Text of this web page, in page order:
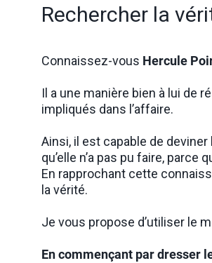
Rechercher la
Connaissez-vous Hercule
Il a une manière bien à lui de
impliqués dans l’affaire.
Ainsi, il est capable de
qu’elle n’a pas pu faire,
En rapprochant cette
la vérité.
Je vous propose d’utiliser le
En commençant par dresser